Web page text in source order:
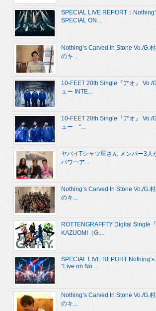
SPECIAL LIVE REPORT：
SPECIAL ON...
Nothing’s Carved In Stone Vo./G.
のキ...
10-FEET 20th Single『アオ』 Vo./
ュー INTE...
10-FEET 20th Single『アオ』 Vo./
ュー “...
ヤバイTシャツ屋さん メンバー3人
パワーア...
Nothing’s Carved In Stone Vo./G.
のキ...
ROTTENGRAFFTY Digital Single
KAZUOMI（G....
SPECIAL LIVE REPORT
“Live on No...
Nothing’s Carved In Stone Vo./G.
のキ...